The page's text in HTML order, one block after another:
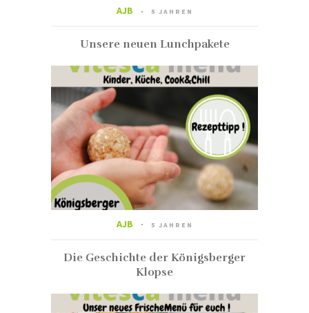
AJB 5 JAHREN
Unsere neuen Lunchpakete
AJB 5 JAHREN
Die Geschichte der Königsberger
Klopse